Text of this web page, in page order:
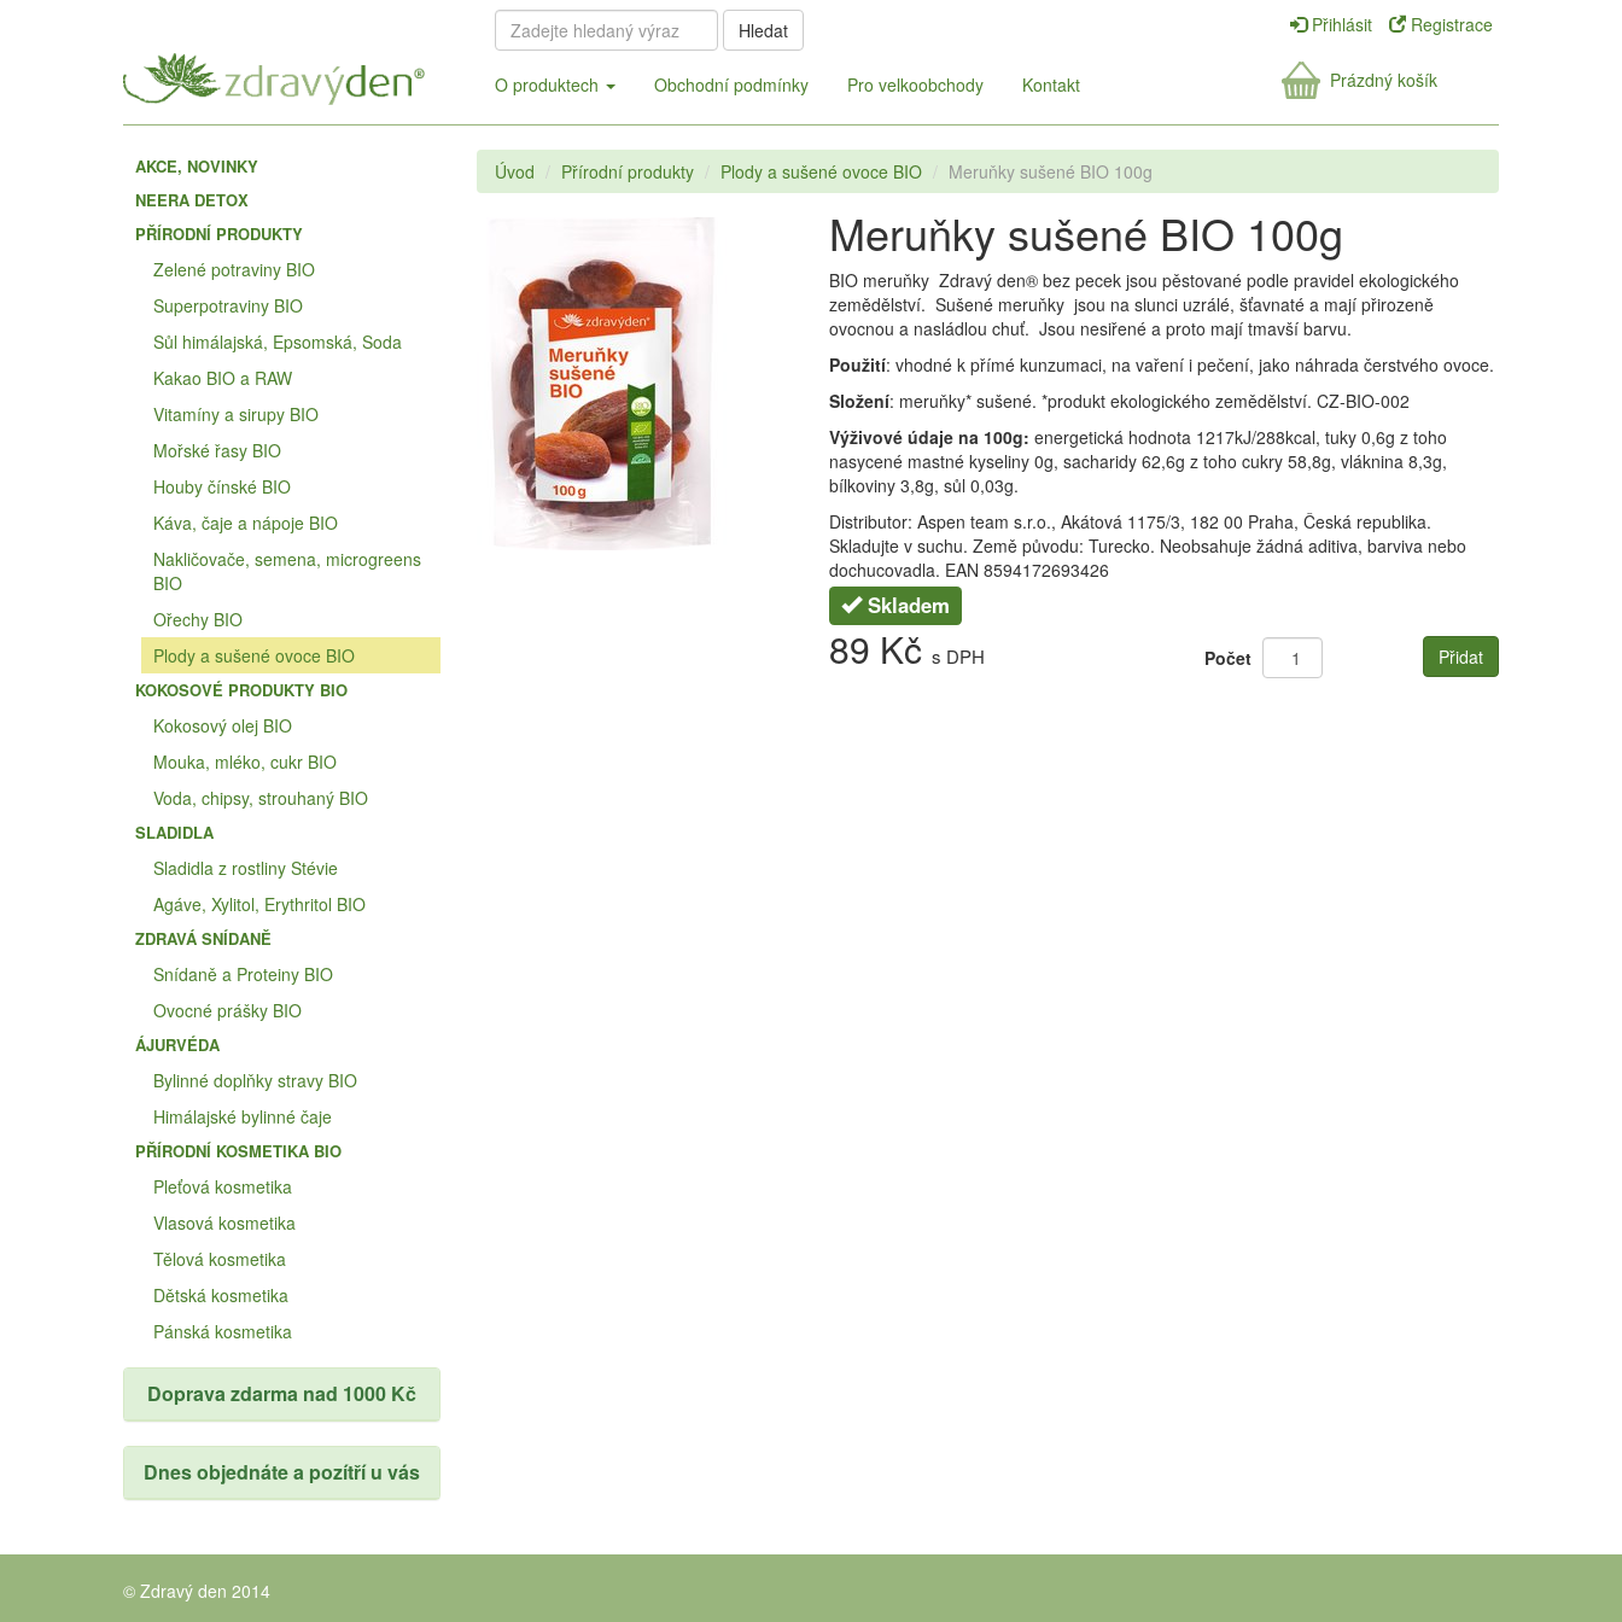
Hledat Přihlásit Registrace
O produktech Obchodní podmínky Pro velkoobchody Kontakt Prázdný košík
AKCE, NOVINKY
NEERA DETOX
PŘÍRODNÍ PRODUKTY
Zelené potraviny BIO
Superpotraviny BIO
Sůl himálajská, Epsomská, Soda
Kakao BIO a RAW
Vitamíny a sirupy BIO
Mořské řasy BIO
Houby čínské BIO
Káva, čaje a nápoje BIO
Nakličovače, semena, microgreens
BIO
Ořechy BIO
Plody a sušené ovoce BIO
KOKOSOVÉ PRODUKTY BIO
Kokosový olej BIO
Mouka, mléko, cukr BIO
Voda, chipsy, strouhaný BIO
SLADIDLA
Sladidla z rostliny Stévie
Agáve, Xylitol, Erythritol BIO
ZDRAVÁ SNÍDANĚ
Snídaně a Proteiny BIO
Ovocné prášky BIO
ÁJURVÉDA
Bylinné doplňky stravy BIO
Himálajské bylinné čaje
PŘÍRODNÍ KOSMETIKA BIO
Pleťová kosmetika
Vlasová kosmetika
Tělová kosmetika
Dětská kosmetika
Pánská kosmetika
Doprava zdarma nad 1000 Kč
Dnes objednáte a pozítří u vás
Úvod Přírodní produkty Plody a sušené ovoce BIO Meruňky sušené BIO 100g
Meruňky sušené BIO 100g
BIO meruňky Zdravý den® bez pecek jsou pěstované podle pravidel ekologického
zemědělství. Sušené meruňky jsou na slunci uzrálé, šťavnaté a mají přirozeně
ovocnou a nasládlou chuť. Jsou nesiřené a proto mají tmavší barvu.
Použití: vhodné k přímé kunzumaci, na vaření i pečení, jako náhrada čerstvého ovoce.
Složení: meruňky* sušené. *produkt ekologického zemědělství. CZ-BIO-002
Výživové údaje na 100g: energetická hodnota 1217kJ/288kcal, tuky 0,6g z toho
nasycené mastné kyseliny 0g, sacharidy 62,6g z toho cukry 58,8g, vláknina 8,3g,
bílkoviny 3,8g, sůl 0,03g.
Distributor: Aspen team s.r.o., Akátová 1175/3, 182 00 Praha, Česká republika.
Skladujte v suchu. Země původu: Turecko. Neobsahuje žádná aditiva, barviva nebo
dochucovadla. EAN 8594172693426
Skladem
89 Kč s DPH Počet Přidat
© Zdravý den 2014